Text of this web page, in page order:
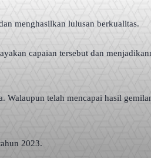
menghasilkan lulusan berkualitas.
capaian tersebut dan
Walaupun telah mencapai hasil
2023.